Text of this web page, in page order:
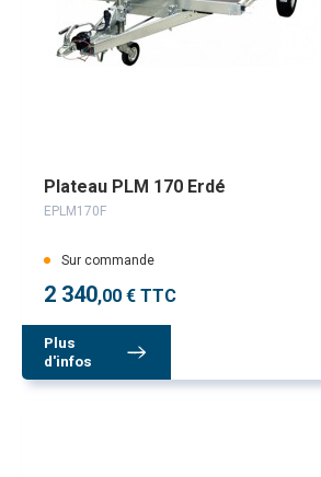
Plateau PLM 170 Erdé
EPLM170F
Sur commande
2 340,00 € TTC
Plus
d'infos